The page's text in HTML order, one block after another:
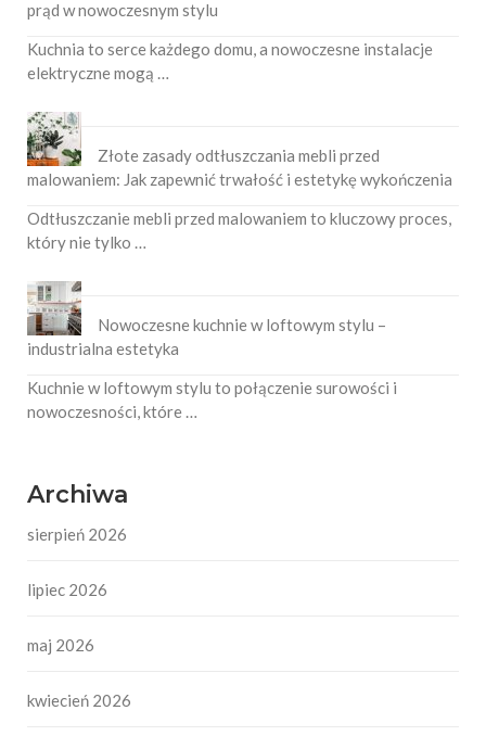
prąd w nowoczesnym stylu
Kuchnia to serce każdego domu, a nowoczesne instalacje
elektryczne mogą …
Złote zasady odtłuszczania mebli przed
malowaniem: Jak zapewnić trwałość i estetykę wykończenia
Odtłuszczanie mebli przed malowaniem to kluczowy proces,
który nie tylko …
Nowoczesne kuchnie w loftowym stylu –
industrialna estetyka
Kuchnie w loftowym stylu to połączenie surowości i
nowoczesności, które …
Archiwa
sierpień 2026
lipiec 2026
maj 2026
kwiecień 2026